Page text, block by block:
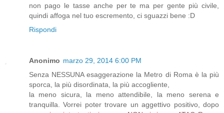
non pago le tasse anche per te ma per gente più civile,
quindi affoga nel tuo escremento, ci sguazzi bene :D
Rispondi
Anonimo marzo 29, 2014 6:00 PM
Senza NESSUNA esaggerazione la Metro di Roma è la più
sporca, la più disordinata, la più accogliente,
la meno sicura, la meno attendibile, la meno serena e
tranquilla. Vorrei poter trovare un aggettivo positivo, dopo